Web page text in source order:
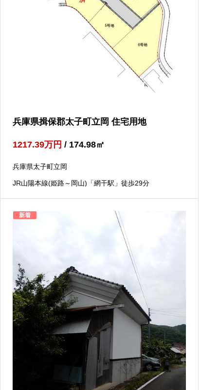
兵庫県揖保郡太子町立岡 住宅用地
1217.39万円 / 174.98㎡
兵庫県太子町立岡
JR山陽本線(姫路～岡山)「網干駅」徒歩29分
新着